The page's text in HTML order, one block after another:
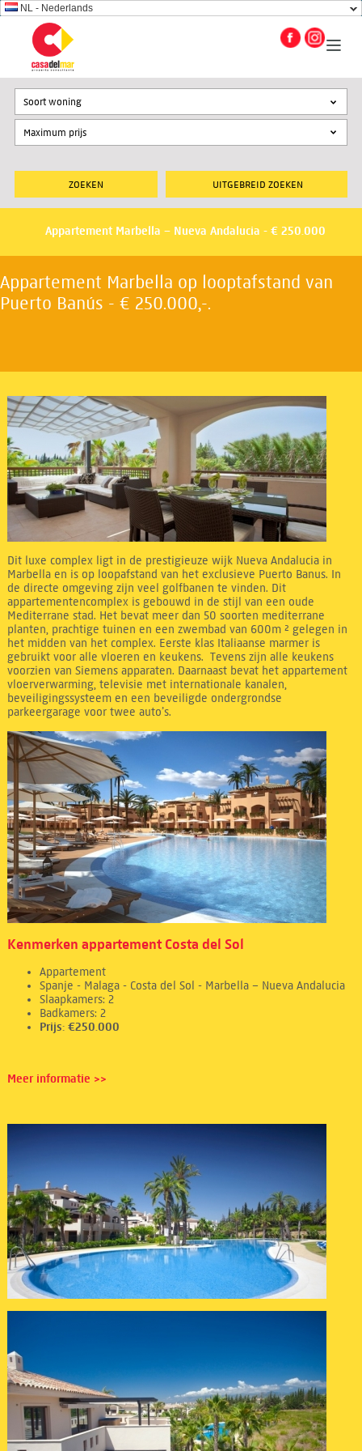
NL - Nederlands
UITGEBREID ZOEKEN
Soort woning
Appartement Marbella – Nueva Andalucia - € 250.000
Appartement Marbella op looptafstand van
Puerto Banús - € 250.000,-.
Dit luxe complex ligt in de prestigieuze wijk Nueva Andalucia in
Marbella en is op loopafstand van het exclusieve Puerto Banus. In
de directe omgeving zijn veel golfbanen te vinden. Dit
appartementencomplex is gebouwd in de stijl van een oude
Mediterrane stad. Het bevat meer dan 50 soorten mediterrane
planten, prachtige tuinen en een zwembad van 600m ² gelegen in
het midden van het complex. Eerste klas Italiaanse marmer is
gebruikt voor alle vloeren en keukens. Tevens zijn alle keukens
voorzien van Siemens apparaten. Daarnaast bevat het appartement
vloerverwarming, televisie met internationale kanalen,
beveiligingssysteem en een beveiligde ondergrondse
parkeergarage voor twee auto’s.
Kenmerken appartement Costa del Sol
Appartement
Spanje - Malaga - Costa del Sol - Marbella – Nueva Andalucia
Slaapkamers: 2
Badkamers: 2
Prijs: €250.000
Meer informatie >>